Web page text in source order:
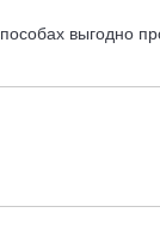
выгодно